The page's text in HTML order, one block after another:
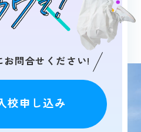
お問合せください!
校申し込み